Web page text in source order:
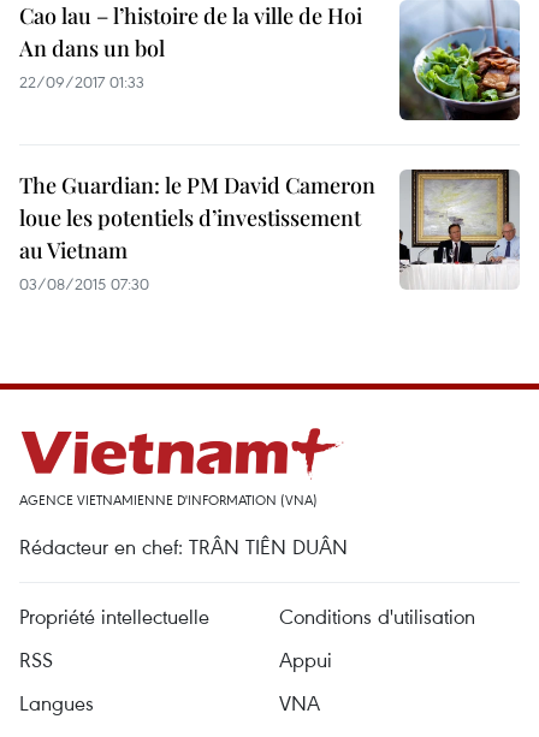
Cao lau – l’histoire de la ville de Hoi
An dans un bol
22/09/2017 01:33
The Guardian: le PM David Cameron
loue les potentiels d’investissement
au Vietnam
03/08/2015 07:30
AGENCE VIETNAMIENNE D'INFORMATION (VNA)
Rédacteur en chef: TRÂN TIÊN DUÂN
Propriété intellectuelle
Conditions d'utilisation
RSS
Appui
Langues
VNA